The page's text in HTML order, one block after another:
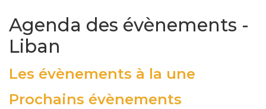
Agenda des évènements -
Liban
Les évènements à la une
Prochains évènements